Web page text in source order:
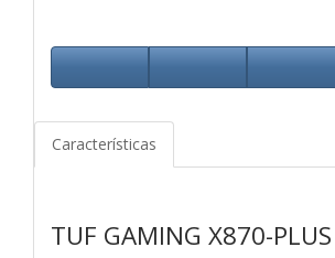
Características
TUF GAMING X870-